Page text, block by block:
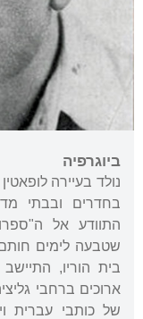
ביוגרפיה
נולד בעיירה
בחדרים ובבתי
התוודע אל
שטבעה לימים
בית הוריו,
ארוכים ברחבי
של כותבי עברית